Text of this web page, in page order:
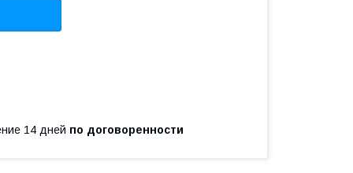
14 дней по договоренности